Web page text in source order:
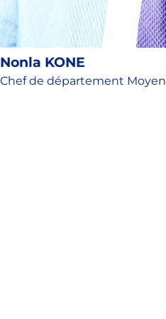
Nonla KONE
Chef de département